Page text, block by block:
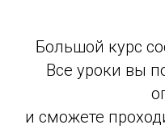
Большой курс
Все уроки вы
и сможете